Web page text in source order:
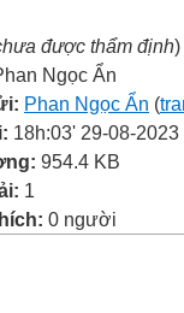
được thẩm định)
Ngọc Ẩn
Phan Ngọc Ẩn (
18h:03' 29-08-2023
954.4 KB
1
0 người